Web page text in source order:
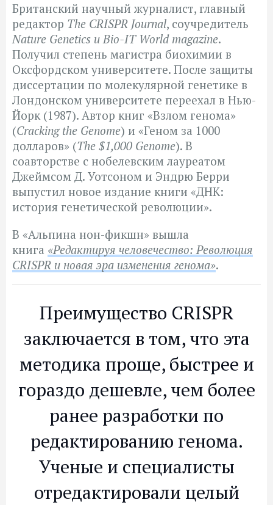
Британский научный журналист, главный
редактор The CRISPR Journal, соучредитель
Nature Genetics и Bio-IT World magazine.
Получил степень магистра биохимии в
Оксфордском университете. После защиты
диссертации по молекулярной генетике в
Лондонском университете переехал в Нью-
Йорк (1987). Автор книг «Взлом генома»
(Cracking the Genome) и «Геном за 1000
долларов» (The $1,000 Genome). В
соавторстве с нобелевским лауреатом
Джеймсом Д. Уотсоном и Эндрю Берри
выпустил новое издание книги «ДНК:
история генетической революции».
В «Альпина нон-фикшн» вышла
книга «Редактируя человечество: Революция
CRISPR и новая эра изменения генома».
Преимущество CRISPR
заключается в том, что эта
методика проще, быстрее и
гораздо дешевле, чем более
ранее разработки по
редактированию генома.
Ученые и специалисты
отредактировали целый